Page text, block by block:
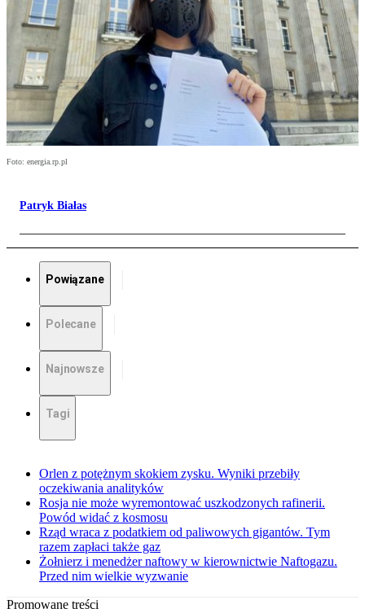
Foto: energia.rp.pl
Patryk Białas
Powiązane
Polecane
Najnowsze
Tagi
Orlen z potężnym skokiem zysku. Wyniki przebiły
oczekiwania analityków
Rosja nie może wyremontować uszkodzonych rafinerii.
Powód widać z kosmosu
Rząd wraca z podatkiem od paliwowych gigantów. Tym
razem zapłaci także gaz
Żołnierz i menedżer naftowy w kierownictwie Naftogazu.
Przed nim wielkie wyzwanie
Promowane treści